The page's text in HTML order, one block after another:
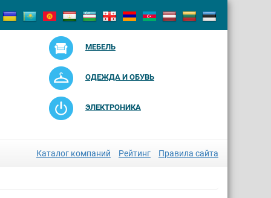
МЕБЕЛЬ
ОДЕЖДА И ОБУВЬ
ЭЛЕКТРОНИКА
Каталог компаний Рейтинг Правила сайта